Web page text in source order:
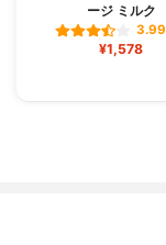
ージ ミルク
3.99
¥1,578